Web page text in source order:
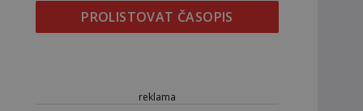
PROLISTOVAT ČASOPIS
reklama